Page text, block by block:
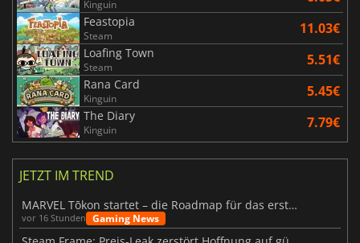
Kinguin
Feastopia
Steam 11.03€
Loafing Town
Steam 5.51€
Rana Card
Kinguin 5.45€
The Diary
Kinguin 7.79€
JETZT IM TREND
MARVEL Tōkon startet – die Roadmap für das erste Jahr wurde vorgestellt
vor 16 Stunden Gaming News